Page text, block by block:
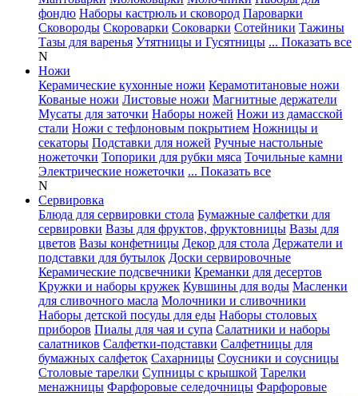
фондю Наборы кастрюль и сковород Пароварки
Сковороды Скороварки Соковарки Сотейники Тажины
Тазы для варенья Утятницы и Гусятницы ... Показать все
N
Ножи
Керамические кухонные ножи Керамотитановые ножи
Кованые ножи Листовые ножи Магнитные держатели
Мусаты для заточки Наборы ножей Ножи из дамасской
стали Ножи с тефлоновым покрытием Ножницы и
секаторы Подставки для ножей Ручные настольные
ножеточки Топорики для рубки мяса Точильные камни
Электрические ножеточки ... Показать все
N
Сервировка
Блюда для сервировки стола Бумажные салфетки для
сервировки Вазы для фруктов, фруктовницы Вазы для
цветов Вазы конфетницы Декор для стола Держатели и
подставки для бутылок Доски сервировочные
Керамические подсвечники Креманки для десертов
Кружки и наборы кружек Кувшины для воды Масленки
для сливочного масла Молочники и сливочники
Наборы детской посуды для еды Наборы столовых
приборов Пиалы для чая и супа Салатники и наборы
салатников Салфетки-подставки Салфетницы для
бумажных салфеток Сахарницы Соусники и соусницы
Столовые тарелки Супницы с крышкой Тарелки
менажницы Фарфоровые селедочницы Фарфоровые